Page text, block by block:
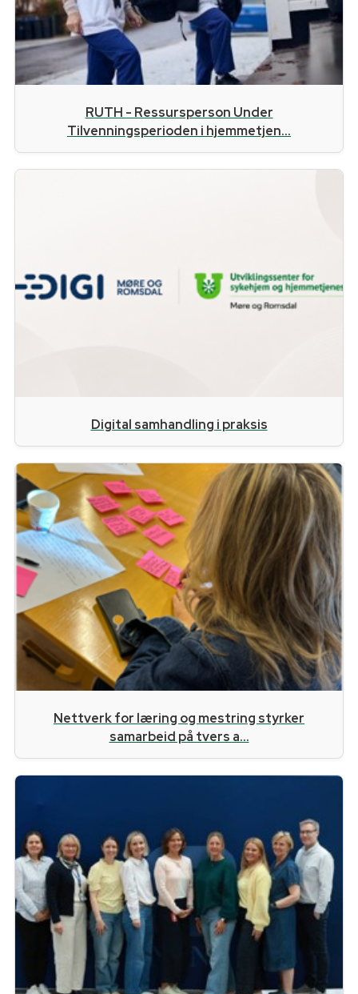
RUTH - Ressursperson Under
Tilvenningsperioden i hjemmetjen...
Digital samhandling i praksis
Nettverk for læring og mestring styrker
samarbeid på tvers a...